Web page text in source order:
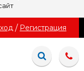
/ Регистрация